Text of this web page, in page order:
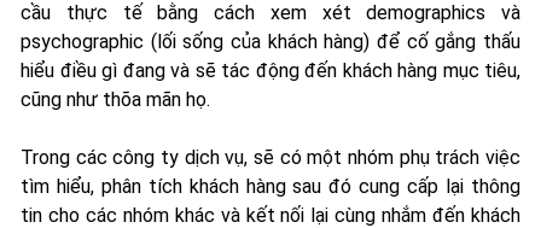
cầu thực tế bằng cách xem xét demographics và
psychographic (lối sống của khách hàng) để cố gắng thấu
hiểu điều gì đang và sẽ tác động đến khách hàng mục tiêu,
cũng như thõa mãn họ.
Trong các công ty dịch vụ, sẽ có một nhóm phụ trách việc
tìm hiểu, phân tích khách hàng sau đó cung cấp lại thông
tin cho các nhóm khác và kết nối lại cùng nhắm đến khách